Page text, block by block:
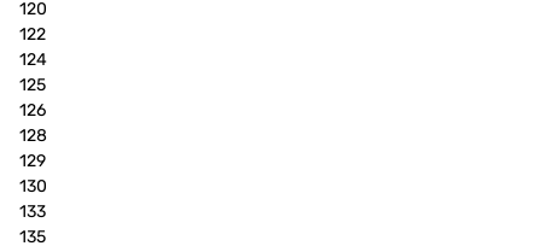
120
122
124
125
126
128
129
130
133
135